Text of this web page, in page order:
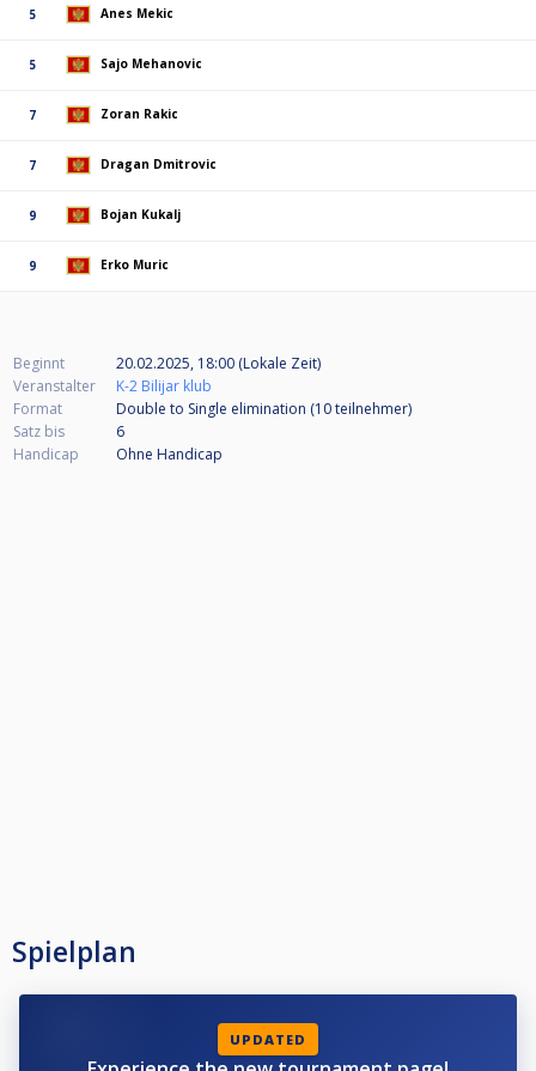
5 Anes Mekic
5 Sajo Mehanovic
7 Zoran Rakic
7 Dragan Dmitrovic
9 Bojan Kukalj
9 Erko Muric
Beginnt
20.02.2025, 18:00 (Lokale Zeit)
Veranstalter
K-2 Bilijar klub
Format
Double to Single elimination (10teilnehmer)
Satz bis
6
Handicap
Ohne Handicap
Spielplan
UPDATED